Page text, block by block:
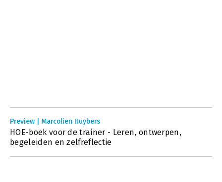
Preview | Marcolien Huybers
HOE-boek voor de trainer - Leren, ontwerpen,
begeleiden en zelfreflectie